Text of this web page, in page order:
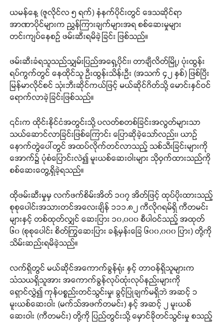
ယမန်နေ့ (ဇူလိုင်လ ၅ ရက်) နံနက်ပိုင်းတွင် ဒေသဆိုင်ရာ
အာဏာပိုင်များက ညွှန်ကြားချက်များအရ စစ်ဆေးမှုများ
တင်းကျပ်နေစဉ် ဖမ်းဆီးရမိခဲ့ခြင်း ဖြစ်သည်။
ဖမ်းဆီးခံရသူသည်သျှမ်းပြည်အရှေ့ပိုင်း၊ တာချီလိတ်မြို့၊ ပုံးထွန်း
ရပ်ကွက်တွင် နေထိုင်သူ ဦးထွန်းသိန်းဦး (အသက် ၄၂ နှစ်) ဖြစ်ပြီး
မြန်မာလိုင်စင် သုံးဘီးဆိုင်ကယ်ဖြင့် မယ်ဆိုင်ဂိတ်သို့ မောင်းနှင်ဝင်
ရောက်လာခဲ့ခြင်းဖြစ်သည်။
၎င်းက ထိုင်းနိုင်ငံအတွင်းသို့ ပလတ်စတစ်ခြင်းအလွတ်များသာ
သယ်ဆောင်လာခြင်းဖြစ်ကြောင်း ပြောဆိုခဲ့သော်လည်း၊ ယာဉ်
နောက်တွဲပေါ်တွင် အထပ်လိုက်တင်လာသည့် သစ်သီးခြင်းများကို
အောက်၌ ပုံစံပြောင်းလဲ၍ မူးယစ်ဆေးဝါးများ သိုဝှက်ထားသည်ကို
စစ်ဆေးတွေ့ရှိခဲ့ရသည်။
ထိုဖမ်းဆီးမှုမှ လက်ဖက်စိမ်းအိတ် ၁၀၇ အိတ်ဖြင့် ထုပ်ပိုးထားသည့်
စုစုပေါင်းအသားတင်အလေးချိန် ၁၁၁.၈၂ ကီလိုဂရမ်ရှိ ကီတမင်း
များနှင့် တစ်ထုတ်လျှင် ဆေးပြား ၁၀,၀၀၀ စီပါဝင်သည့် အထုတ်
၆၀ (စုစုပေါင်း စိတ်ကြွဆေးပြား ခန့်မှန်းခြေ ၆၀၀,၀၀၀ ပြား) တို့ကို
သိမ်းဆည်းရမိခဲ့သည်။
လက်ရှိတွင် မယ်ဆိုင်အကောက်ခွန်ရုံး နှင့် တာဝန်ရှိသူများက
သံသယရှိသူအား အကောက်ခွန်လုပ်ထုံးလုပ်နည်းများကို
ရှောင်လွှဲ၍ ကုန်ပစ္စည်းတင်သွင်းမှု၊ ခွင့်ပြုချက်မရှိဘဲ အဆင့် ၁
မူးယစ်ဆေးဝါး (မက်သ်အဖက်တမင်း) နှင့် အဆင့် ၂ မူးယစ်
ဆေးဝါး (ကီတမင်း) တို့ကို ပြည်တွင်းသို့ မှောင်ခိုတင်သွင်းမှု စသည့်